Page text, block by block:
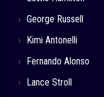
George Russell
Kimi Antonelli
Fernando Alonso
Lance Stroll